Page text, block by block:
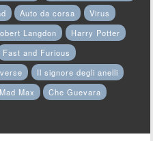
Auto da corsa
Virus
Langdon
Harry Potter
Fast and Furious
Il signore degli anelli
Mad Max
Che Guevara